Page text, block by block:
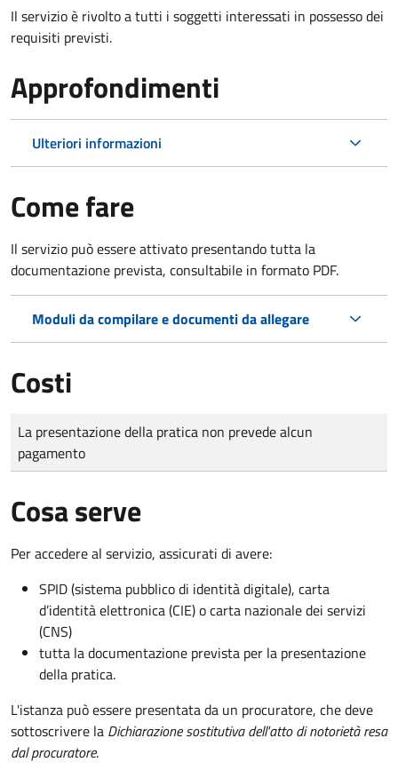
Il servizio è rivolto a tutti i soggetti interessati in possesso dei
requisiti previsti.
Approfondimenti
Ulteriori informazioni
Come fare
Il servizio può essere attivato presentando tutta la
documentazione prevista, consultabile in formato PDF.
Moduli da compilare e documenti da allegare
Costi
Tipo di pagamento
Importo
La presentazione della pratica non prevede alcun
pagamento
Cosa serve
Per accedere al servizio, assicurati di avere:
SPID (sistema pubblico di identità digitale), carta
d’identità elettronica (CIE) o carta nazionale dei servizi
(CNS)
tutta la documentazione prevista per la presentazione
della pratica.
L'istanza può essere presentata da un procuratore, che deve
sottoscrivere la Dichiarazione sostitutiva dell'atto di notorietà resa
dal procuratore.